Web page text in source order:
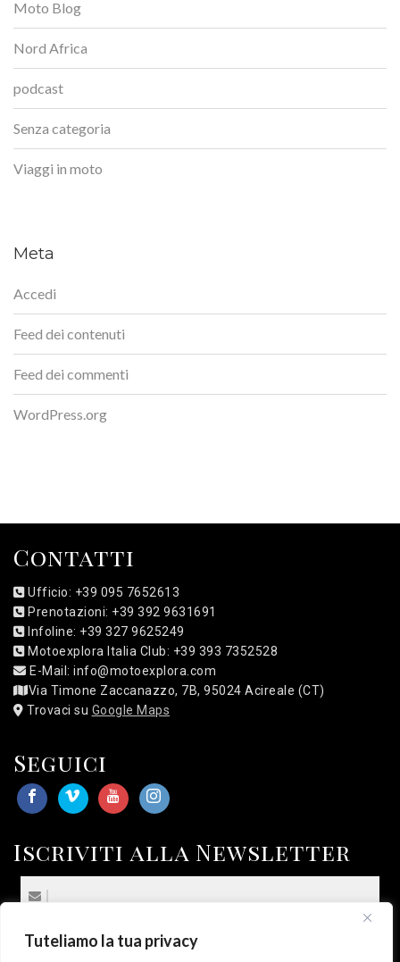
Tuteliamo la tua privacy
Moto Blog
Nord Africa
podcast
Senza categoria
Viaggi in moto
Meta
Accedi
Feed dei contenuti
Feed dei commenti
WordPress.org
Contatti
Ufficio: +39 095 7652613
Prenotazioni: +39 392 9631691
Infoline: +39 327 9625249
Motoexplora Italia Club: +39 393 7352528
E-Mail: info@motoexplora.com
Via Timone Zaccanazzo, 7B, 95024 Acireale (CT)
Trovaci su Google Maps
Seguici
Iscriviti alla Newsletter
(*) Sottoscrivo la Privacy Policy